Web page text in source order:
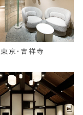
東京・吉祥寺